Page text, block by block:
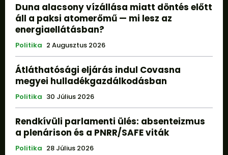
Duna alacsony vízállása miatt döntés előtt
áll a paksi atomerőmű — mi lesz az
energiaellátásban?
Politika 2 Augusztus 2026
Átláthatósági eljárás indul Covasna
megyei hulladékgazdálkodásban
Politika 30 Július 2026
Rendkívüli parlamenti ülés: absenteizmus
a plenárison és a PNRR/SAFE viták
Politika 28 Július 2026